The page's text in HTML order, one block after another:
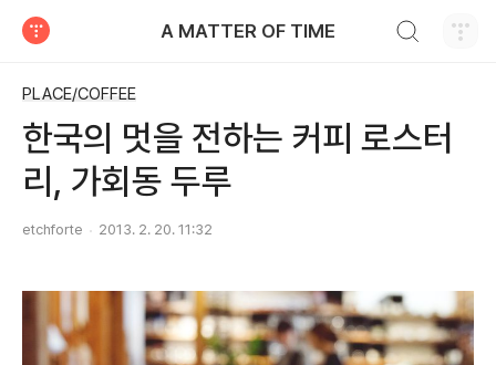
A MATTER OF TIME
PLACE/COFFEE
한국의 멋을 전하는 커피 로스터
리, 가회동 두루
etchforte 2013. 2. 20. 11:32